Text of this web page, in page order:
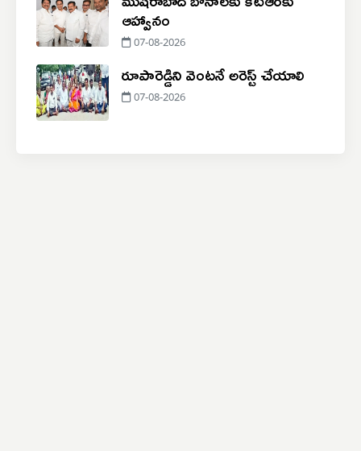
ఆహ్వానం
07-08-2026
రూపారెడ్డిని వెంటనే అరెస్ట్ చేయాలి
07-08-2026